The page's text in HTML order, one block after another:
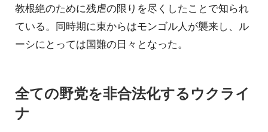
教根絶のために残虐の限りを尽くしたことで知られ
ている。同時期に東からはモンゴル人が襲来し、ル
ーシにとっては国難の日々となった。
全ての野党を非合法化するウクライ
ナ